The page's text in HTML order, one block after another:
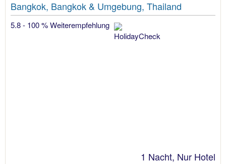
Bangkok, Bangkok & Umgebung, Thailand
5.8 - 100 % Weiterempfehlung
1 Nacht, Nur Hotel